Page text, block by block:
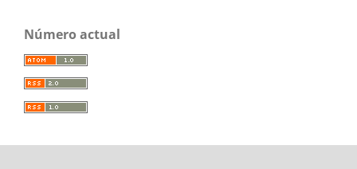
Número actual